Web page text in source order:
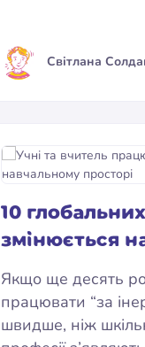
Світлана
10
змінюється
Якщо ще десять
працювати “за
швидше, ніж